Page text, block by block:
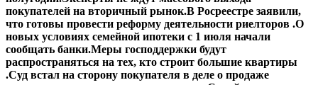
покупателей на вторичный рынок.В Росреестре заявили,
что готовы провести реформу деятельности риелторов .О
новых условиях семейной ипотеки с 1 июля начали
сообщать банки.Меры господдержки будут
распространяться на тех, кто строит большие квартиры
.Суд встал на сторону покупателя в деле о продаже